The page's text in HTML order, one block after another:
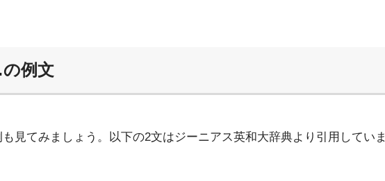
例文
見てみましょう。以下の2文はジーニアス英和大辞典より引用していま